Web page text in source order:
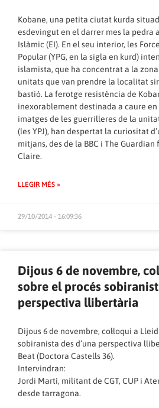
Kobane, una petita ciutat kurda
esdevingut en el darrer mes la pedra
Islàmic (EI). En el seu interior, les
Popular (YPG, en la sigla en kurd)
islamista, que ha concentrat a la
unitats que van prendre la localitat
bastió. La ferotge resistència de
inexorablement destinada a caure en
imatges de les guerrilleres de la
(les YPJ), han despertat la curiositat
mitjans, des de la BBC i The
Claire.
LLEGIR MÉS »
29/10/2014 - 16:09:36
Dijous 6 de novembre,
sobre el procés
perspectiva llibertària
Dijous 6 de novembre, col·loqui a
sobiranista des d’una perspectiva
Beat (Doctora Castells 36).
Intervindran:
Jordi Martí, militant de CGT, CUP i
desde tarragona.